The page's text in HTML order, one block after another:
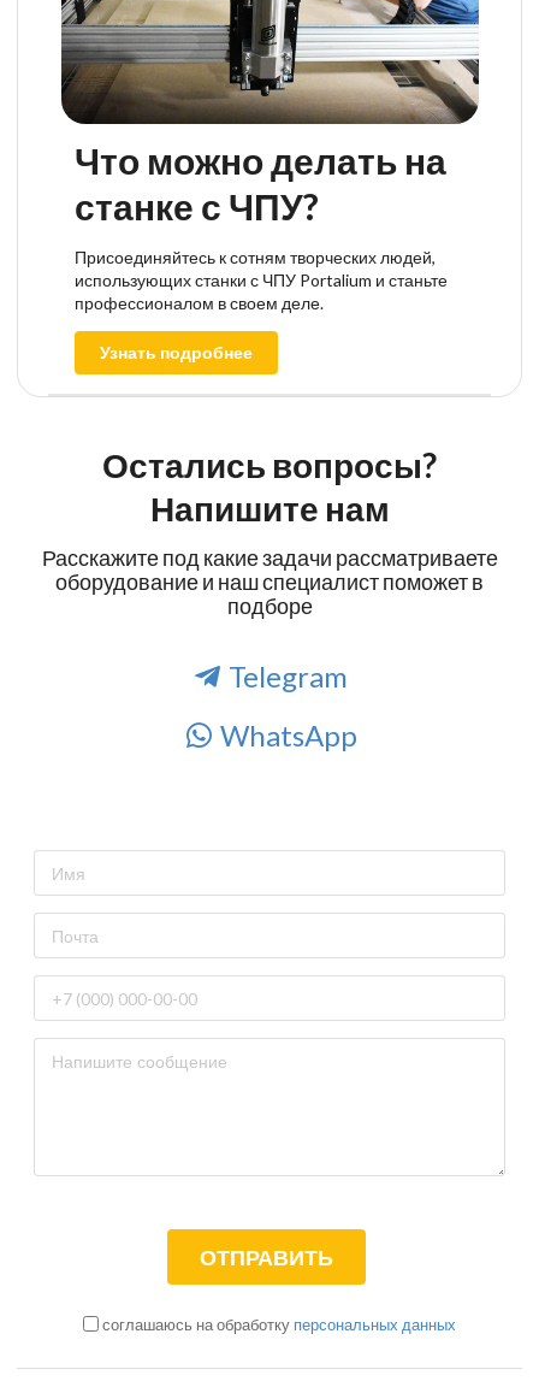
Что можно делать на
станке с ЧПУ?
Присоединяйтесь к сотням творческих людей,
использующих станки с ЧПУ Portalium и станьте
профессионалом в своем деле.
Узнать подробнее
Остались вопросы?
Напишите нам
Расскажите под какие задачи рассматриваете
оборудование и наш специалист поможет в
подборе
Telegram
WhatsApp
соглашаюсь на обработку персональных данных